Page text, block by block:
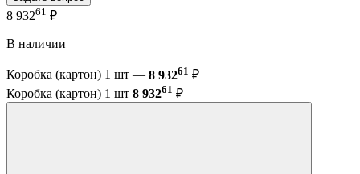
8 93261 ₽
В наличии
Коробка (картон) 1 шт — 8 93261 ₽
Коробка (картон) 1 шт 8 93261 ₽